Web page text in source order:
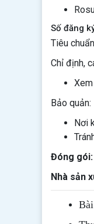
Số đăng
Tiêu
Chỉ định,
Bảo quản:
Nơi
Đóng gói:
Nhà sản